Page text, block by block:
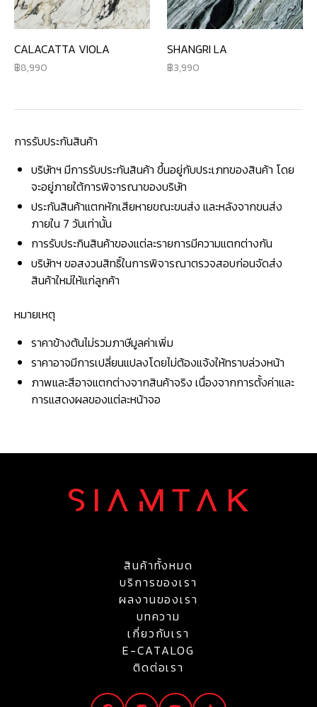
CALACATTA VIOLA
8,990
SHANGRI LA
3,990
การรับประกันสินค้า
บริษัทฯ มีการรับประกันสินค้า ขึ้นอยู่กับประเภทของสินค้า โดย
จะอยู่ภายใต้การพิจารณาของบริษัท
ประกันสินค้าแตกหักเสียหายขณะขนส่ง และหลังจากขนส่ง
ภายใน 7 วันเท่านั้น
การรับประกินสินค้าของแต่ละรายการมีความแตกต่างกัน
บริษัทฯ ขอสงวนสิทธิ์ในการพิจารณาตรวจสอบก่อนจัดส่ง
สินค้าใหม่ให้แก่ลูกค้า
หมายเหตุ
ราคาข้างต้นไม่รวมภาษีมูลค่าเพิ่ม
ราคาอาจมีการเปลี่ยนแปลงโดยไม่ต้องแจ้งให้ทราบล่วงหน้า
ภาพและสีอาจแตกต่างจากสินค้าจริง เนื่องจากการตั้งค่าและ
การแสดงผลของแต่ละหน้าจอ
สินค้าทั้งหมด
บริการของเรา
ผลงานของเรา
บทความ
เกี่ยวกับเรา
E-CATALOG
ติดต่อเรา